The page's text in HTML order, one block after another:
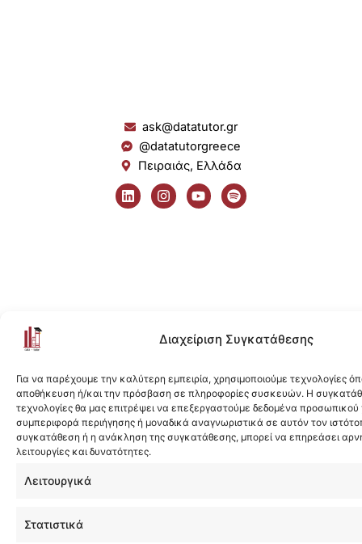
Διαχείριση Συγκατάθεσης
Για να παρέχουμε την καλύτερη εμπειρία, χρησιμοποιούμε τεχνολογίες
αποθήκευση ή/και την πρόσβαση σε πληροφορίες συσκευών. Η
τεχνολογίες θα μας επιτρέψει να επεξεργαστούμε δεδομένα
συμπεριφορά περιήγησης ή μοναδικά αναγνωριστικά σε αυτόν τον
συγκατάθεση ή η ανάκληση της συγκατάθεσης, μπορεί να επηρεάσει
λειτουργίες και δυνατότητες.
Λειτουργικά
Στατιστικά
ask@datatutor.gr
@datatutorgreece
Πειραιάς, Ελλάδα
L
i
n
I
n
s
Y
o
u
S
p
o